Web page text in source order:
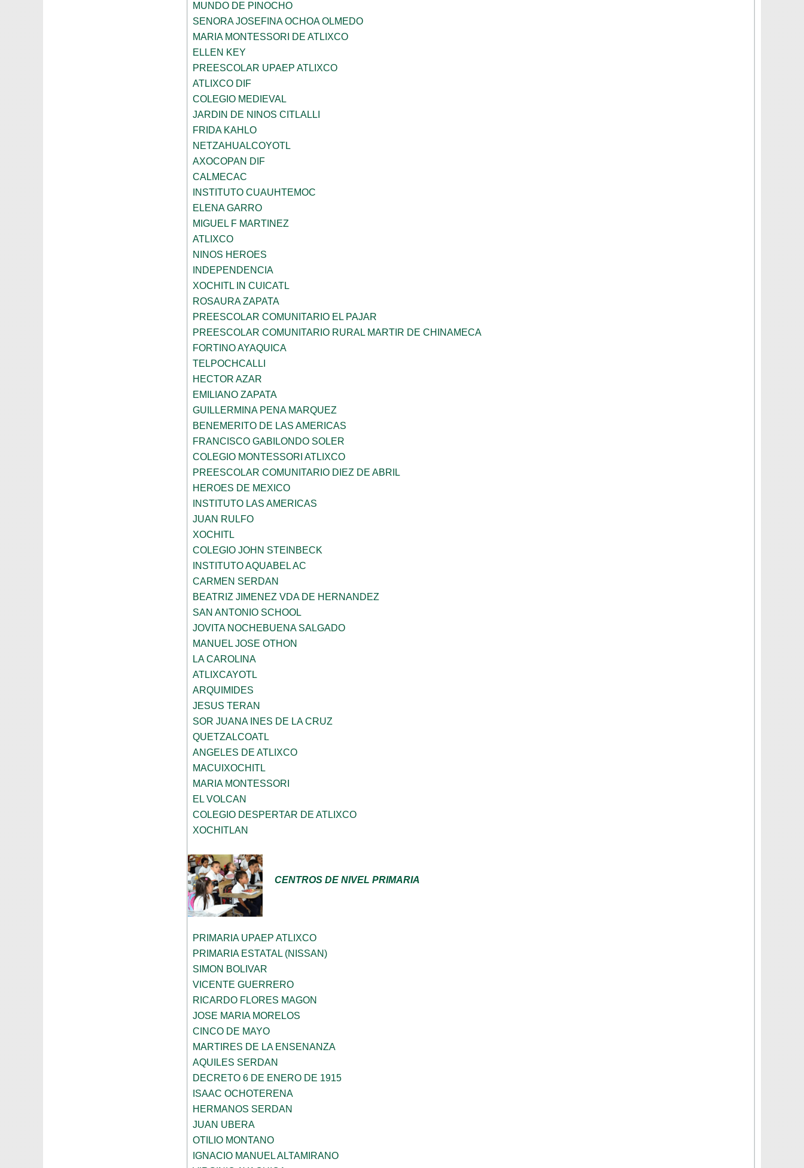
MUNDO DE PINOCHO
SENORA JOSEFINA OCHOA OLMEDO
MARIA MONTESSORI DE ATLIXCO
ELLEN KEY
PREESCOLAR UPAEP ATLIXCO
ATLIXCO DIF
COLEGIO MEDIEVAL
JARDIN DE NINOS CITLALLI
FRIDA KAHLO
NETZAHUALCOYOTL
AXOCOPAN DIF
CALMECAC
INSTITUTO CUAUHTEMOC
ELENA GARRO
MIGUEL F MARTINEZ
ATLIXCO
NINOS HEROES
INDEPENDENCIA
XOCHITL IN CUICATL
ROSAURA ZAPATA
PREESCOLAR COMUNITARIO EL PAJAR
PREESCOLAR COMUNITARIO RURAL MARTIR DE CHINAMECA
FORTINO AYAQUICA
TELPOCHCALLI
HECTOR AZAR
EMILIANO ZAPATA
GUILLERMINA PENA MARQUEZ
BENEMERITO DE LAS AMERICAS
FRANCISCO GABILONDO SOLER
COLEGIO MONTESSORI ATLIXCO
PREESCOLAR COMUNITARIO DIEZ DE ABRIL
HEROES DE MEXICO
INSTITUTO LAS AMERICAS
JUAN RULFO
XOCHITL
COLEGIO JOHN STEINBECK
INSTITUTO AQUABEL AC
CARMEN SERDAN
BEATRIZ JIMENEZ VDA DE HERNANDEZ
SAN ANTONIO SCHOOL
JOVITA NOCHEBUENA SALGADO
MANUEL JOSE OTHON
LA CAROLINA
ATLIXCAYOTL
ARQUIMIDES
JESUS TERAN
SOR JUANA INES DE LA CRUZ
QUETZALCOATL
ANGELES DE ATLIXCO
MACUIXOCHITL
MARIA MONTESSORI
EL VOLCAN
COLEGIO DESPERTAR DE ATLIXCO
XOCHITLAN
CENTROS DE NIVEL PRIMARIA
PRIMARIA UPAEP ATLIXCO
PRIMARIA ESTATAL (NISSAN)
SIMON BOLIVAR
VICENTE GUERRERO
RICARDO FLORES MAGON
JOSE MARIA MORELOS
CINCO DE MAYO
MARTIRES DE LA ENSENANZA
AQUILES SERDAN
DECRETO 6 DE ENERO DE 1915
ISAAC OCHOTERENA
HERMANOS SERDAN
JUAN UBERA
OTILIO MONTANO
IGNACIO MANUEL ALTAMIRANO